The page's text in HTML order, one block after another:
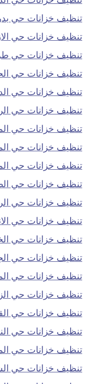
تنظيف خزانات حي
تنظيف خزانات حي
تنظيف خزانات حي
تنظيف خزانات حي
تنظيف خزانات حي
تنظيف خزانات حي
تنظيف خزانات حي
تنظيف خزانات حي
تنظيف خزانات حي
تنظيف خزانات حي
تنظيف خزانات حي
تنظيف خزانات حي
تنظيف خزانات حي
تنظيف خزانات حي
تنظيف خزانات حي
تنظيف خزانات حي
تنظيف خزانات حي
تنظيف خزانات حي
تنظيف خزانات حي
تنظيف خزانات حي